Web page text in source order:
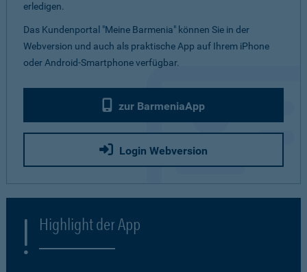
erledigen.
Das Kundenportal "Meine Barmenia" können Sie in der
Webversion und auch als praktische App auf Ihrem iPhone
oder Android-Smartphone verfügbar.
zur BarmeniaApp
Login Webversion
Highlight der App